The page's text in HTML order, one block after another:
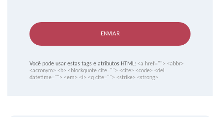
ENVIAR
Você pode usar estas tags e atributos HTML: <a href=""> <abbr>
<acronym> <b> <blockquote cite=""> <cite> <code> <del
datetime=""> <em> <i> <q cite=""> <strike> <strong>